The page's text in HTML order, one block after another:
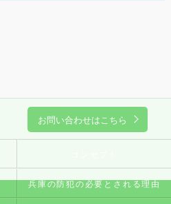
お問い合わせはこちら
兵庫の防犯の必要とされる理由